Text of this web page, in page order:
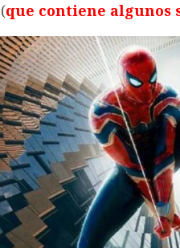
que contiene algunos